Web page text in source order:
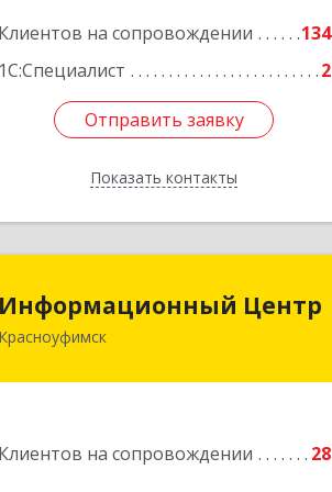
Клиентов на сопровождении
134
1С:Специалист
2
Отправить заявку
Показать контакты
Подробнее
Отправить заявку
Назад
Информационный Центр
Красноуфимск
Клиентов на сопровождении 28
Информационный Центр
623300, Свердловская обл,
Подробнее